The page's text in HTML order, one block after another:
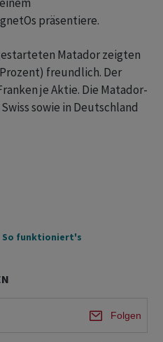
präsentiere.
Matador zeigten
freundlich. Der
je Aktie. Die Matador-
sowie in Deutschland
So funktioniert's
Folgen